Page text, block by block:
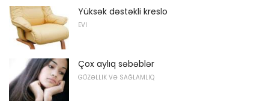
Yüksək dəstəkli kreslo
EVI
Çox aylıq səbəblər
GÖZƏLLIK VƏ SAĞLAMLIQ